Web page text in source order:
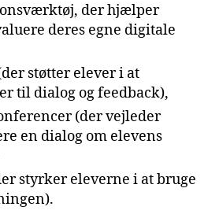
der hjælper
deres egne digitale
støtter elever i at
til dialog og feedback),
(der vejleder
en dialog om elevens
styrker eleverne i at bruge